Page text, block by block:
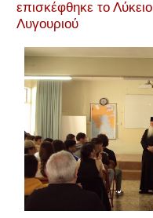
επισκέφθηκε το Λύκειο
Λυγουριού